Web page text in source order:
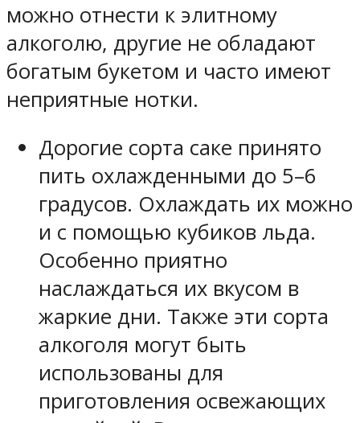
можно отнести к элитному
алкоголю, другие не обладают
богатым букетом и часто имеют
неприятные нотки.
Дорогие сорта саке принято
пить охлажденными до 5–6
градусов. Охлаждать их можно
и с помощью кубиков льда.
Особенно приятно
наслаждаться их вкусом в
жаркие дни. Также эти сорта
алкоголя могут быть
использованы для
приготовления освежающих